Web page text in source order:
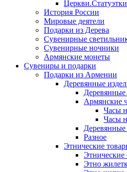
Церкви.Статуэтки
История России
Мировые деятели
Подарки из Дерева
Сувенирные
Сувенирные ночники
Армянские монеты
Сувениры и подарки
Подарки из Армении
Деревянные
Деревянные
Армянские
Часы
Часы
Разное
Этнические
Этнические
Этно